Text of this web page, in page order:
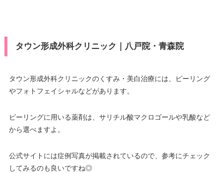
タウン形成外科クリニック｜八戸院・青森院
タウン形成外科クリニックのくすみ・美白治療には、ピーリング
やフォトフェイシャルなどがあります。
ピーリングに用いる薬剤は、サリチル酸マクロゴールや乳酸など
から選べますよ。
公式サイトには症例写真が掲載されているので、参考にチェック
してみるのも良いですね◎